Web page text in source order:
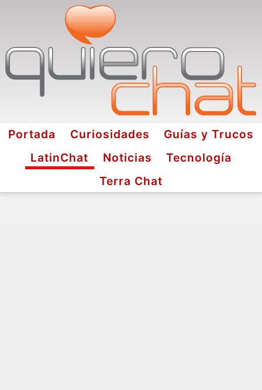
Portada Curiosidades
Guías y Trucos
LatinChat
Noticias
Tecnología
Terra Chat